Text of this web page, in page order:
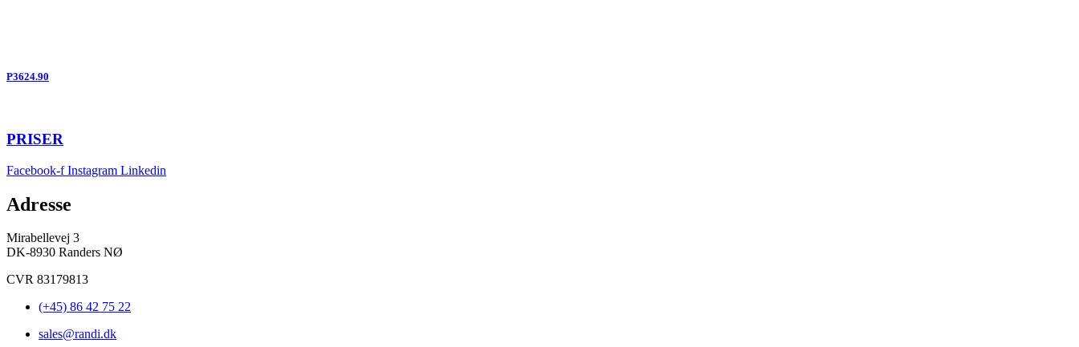
P3624.90
PRISER
Facebook-f Instagram Linkedin
Adresse
Mirabellevej 3
DK-8930 Randers NØ
CVR 83179813
(+45) 86 42 75 22
sales@randi.dk